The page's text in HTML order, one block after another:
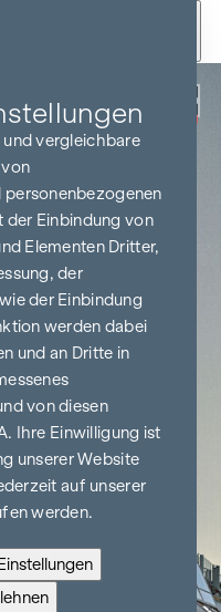
PROVISIONSFREI
BIS BAUBEGINN
und vergleichbare
der Einbindung von
Elementen Dritter,
der
der Einbindung
werden dabei
und an Dritte in
von diesen
Ihre Einwilligung ist
unserer Website
auf unserer
werden.
Einstellungen